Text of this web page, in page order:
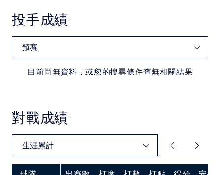
投手成績
目前尚無資料，或您的搜尋條件查無相關結果
對戰成績